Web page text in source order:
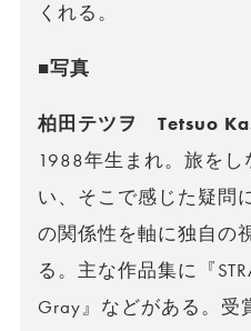
くれる。
■写真
柏田テツヲ Tetsuo
1988年生まれ。旅を
い、そこで感じた疑問
の関係性を軸に独自の
る。主な作品集に『
Gray』などがある。